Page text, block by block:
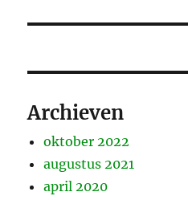
Archieven
oktober 2022
augustus 2021
april 2020